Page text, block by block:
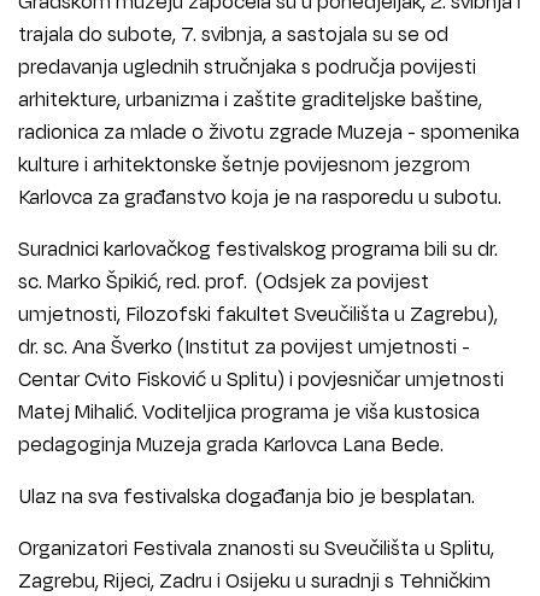
trajala do subote, 7. svibnja, a sastojala su se od
predavanja uglednih stručnjaka s područja povijesti
arhitekture, urbanizma i zaštite graditeljske baštine,
radionica za mlade o životu zgrade Muzeja - spomenika
kulture i arhitektonske šetnje povijesnom jezgrom
Karlovca za građanstvo koja je na rasporedu u subotu.
Suradnici karlovačkog festivalskog programa bili su dr.
sc. Marko Špikić, red. prof. (Odsjek za povijest
umjetnosti, Filozofski fakultet Sveučilišta u Zagrebu),
dr. sc. Ana Šverko (Institut za povijest umjetnosti -
Centar Cvito Fisković u Splitu) i povjesničar umjetnosti
Matej Mihalić. Voditeljica programa je viša kustosica
pedagoginja Muzeja grada Karlovca Lana Bede.
Ulaz na sva festivalska događanja bio je besplatan.
Organizatori Festivala znanosti su Sveučilišta u Splitu,
Zagrebu, Rijeci, Zadru i Osijeku u suradnji s Tehničkim